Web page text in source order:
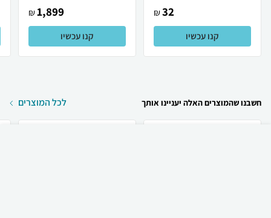
32
₪
קנו עכשיו
1,899
₪
קנו עכשיו
חשבנו שהמוצרים האלה יעניינו אותך לכל המוצרים